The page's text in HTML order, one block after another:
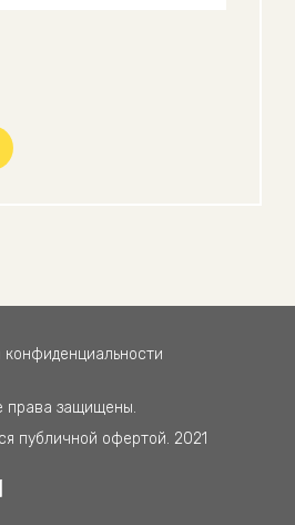
права защищены.
публичной офертой. 2021
конфиденциальности